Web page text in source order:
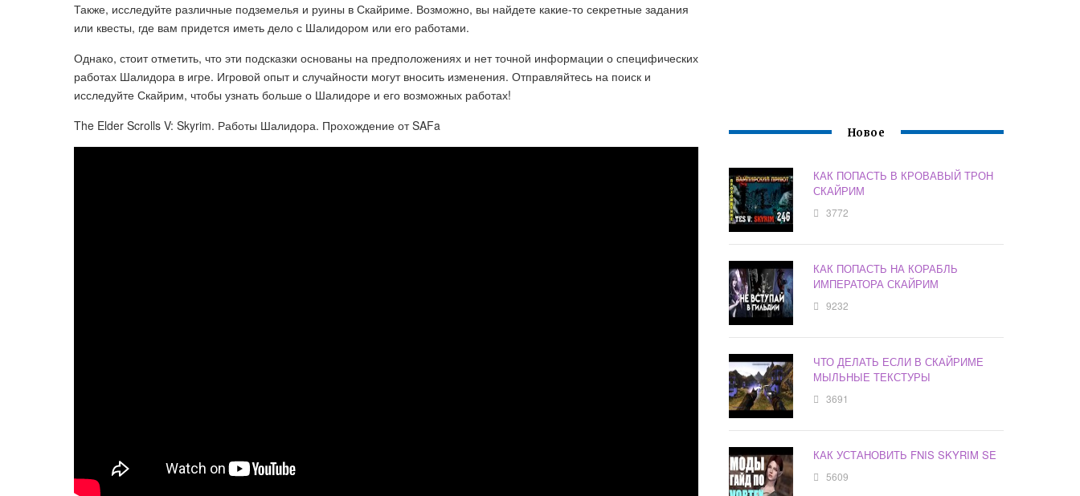
Также, исследуйте различные подземелья и руины в Скайриме. Возможно, вы найдете какие-то секретные задания
или квесты, где вам придется иметь дело с Шалидором или его работами.
Однако, стоит отметить, что эти подсказки основаны на предположениях и нет точной информации о специфических
работах Шалидора в игре. Игровой опыт и случайности могут вносить изменения. Отправляйтесь на поиск и
исследуйте Скайрим, чтобы узнать больше о Шалидоре и его возможных работах!
The Elder Scrolls V: Skyrim. Работы Шалидора. Прохождение от SAFa
Новое
КАК ПОПАСТЬ В КРОВАВЫЙ ТРОН
СКАЙРИМ
3772
КАК ПОПАСТЬ НА КОРАБЛЬ
ИМПЕРАТОРА СКАЙРИМ
9232
ЧТО ДЕЛАТЬ ЕСЛИ В СКАЙРИМЕ
МЫЛЬНЫЕ ТЕКСТУРЫ
3691
КАК УСТАНОВИТЬ FNIS SKYRIM SE
5609